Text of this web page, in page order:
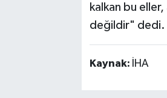
kalkan bu eller,
değildir" dedi.
Kaynak: İHA